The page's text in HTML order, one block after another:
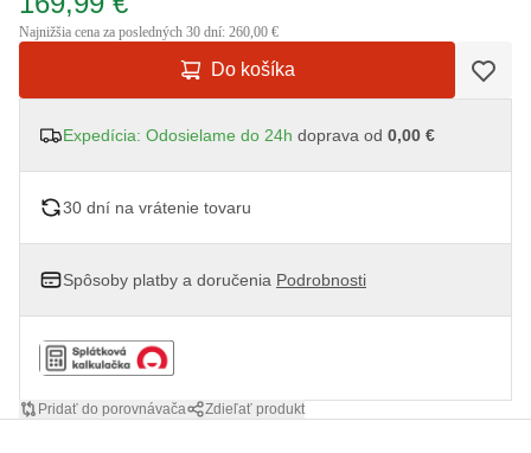
Najnižšia cena za posledných 30 dní: 260,00 €
Do košíka
Expedícia: Odosielame do 24h doprava od 0,00 €
30 dní na vrátenie tovaru
Spôsoby platby a doručenia Podrobnosti
Pridať do porovnávača Zdieľať produkt